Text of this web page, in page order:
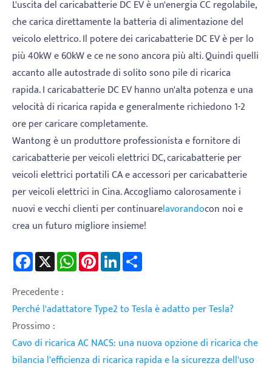
L'uscita del caricabatterie DC EV è un'energia CC regolabile,
che carica direttamente la batteria di alimentazione del
veicolo elettrico. Il potere dei caricabatterie DC EV è per lo
più 40kW e 60kW e ce ne sono ancora più alti. Quindi quelli
accanto alle autostrade di solito sono pile di ricarica
rapida. I caricabatterie DC EV hanno un'alta potenza e una
velocità di ricarica rapida e generalmente richiedono 1-2
ore per caricare completamente.
Wantong è un produttore professionista e fornitore di
caricabatterie per veicoli elettrici DC, caricabatterie per
veicoli elettrici portatili CA e accessori per caricabatterie
per veicoli elettrici in Cina. Accogliamo calorosamente i
nuovi e vecchi clienti per continuarelavorandocon noi e
crea un futuro migliore insieme!
Facebook WhatsAppPinterestLinkedIn
Precedente :
Perché l'adattatore Type2 to Tesla è adatto per Tesla?
Prossimo :
Cavo di ricarica AC NACS: una nuova opzione di ricarica che
bilancia l'efficienza di ricarica rapida e la sicurezza dell'uso